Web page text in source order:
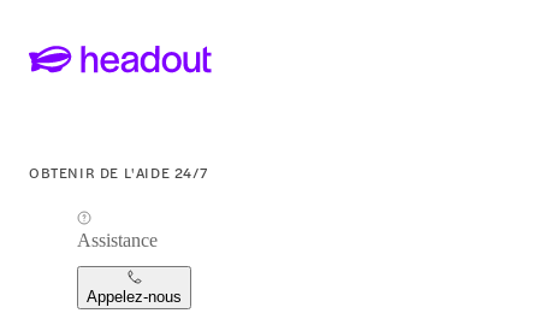
OBTENIR DE L'AIDE 24/7
Assistance
Appelez-nous